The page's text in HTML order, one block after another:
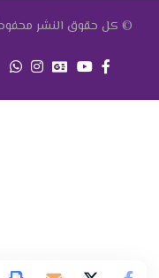
© كل حقوق النشر محفوظة